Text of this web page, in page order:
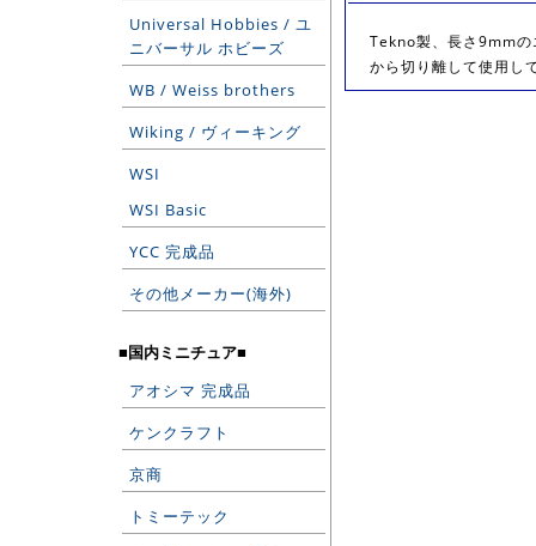
Universal Hobbies / ユ
ニバーサル ホビーズ
WB / Weiss brothers
Wiking / ヴィーキング
WSI
WSI Basic
YCC 完成品
その他メーカー(海外)
■国内ミニチュア■
アオシマ 完成品
ケンクラフト
京商
トミーテック
Tekno製、長さ9mmの
から切り離して使用し